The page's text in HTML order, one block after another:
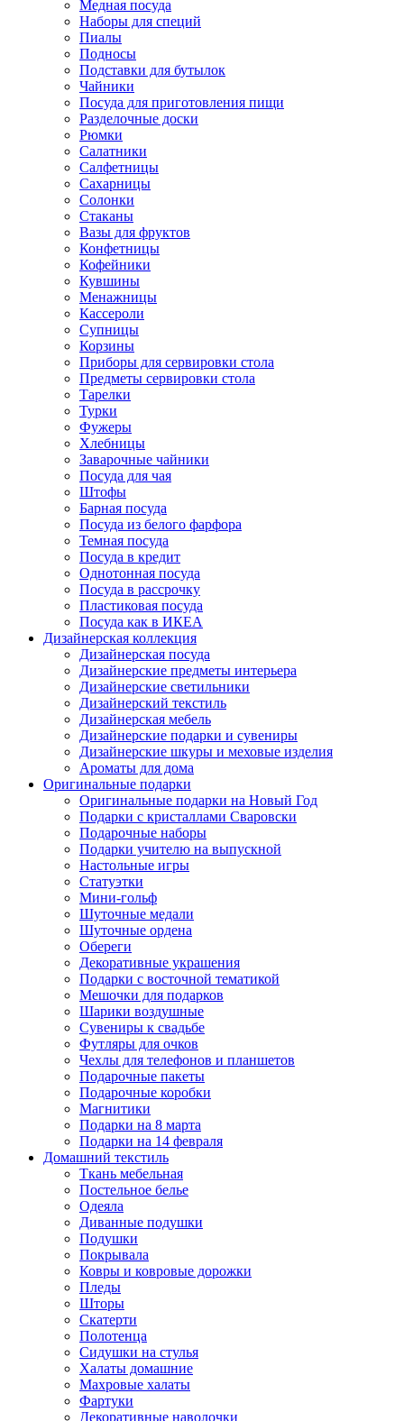
Медная посуда
Наборы для специй
Пиалы
Подносы
Подставки для бутылок
Чайники
Посуда для приготовления пищи
Разделочные доски
Рюмки
Салатники
Салфетницы
Сахарницы
Солонки
Стаканы
Вазы для фруктов
Конфетницы
Кофейники
Кувшины
Менажницы
Кассероли
Супницы
Корзины
Приборы для сервировки стола
Предметы сервировки стола
Тарелки
Турки
Фужеры
Хлебницы
Заварочные чайники
Посуда для чая
Штофы
Барная посуда
Посуда из белого фарфора
Темная посуда
Посуда в кредит
Однотонная посуда
Посуда в рассрочку
Пластиковая посуда
Посуда как в ИКЕА
Дизайнерская коллекция
Дизайнерская посуда
Дизайнерские предметы интерьера
Дизайнерские светильники
Дизайнерский текстиль
Дизайнерская мебель
Дизайнерские подарки и сувениры
Дизайнерские шкуры и меховые изделия
Ароматы для дома
Оригинальные подарки
Оригинальные подарки на Новый Год
Подарки с кристаллами Сваровски
Подарочные наборы
Подарки учителю на выпускной
Настольные игры
Статуэтки
Мини-гольф
Шуточные медали
Шуточные ордена
Обереги
Декоративные украшения
Подарки с восточной тематикой
Мешочки для подарков
Шарики воздушные
Сувениры к свадьбе
Футляры для очков
Чехлы для телефонов и планшетов
Подарочные пакеты
Подарочные коробки
Магнитики
Подарки на 8 марта
Подарки на 14 февраля
Домашний текстиль
Ткань мебельная
Постельное белье
Одеяла
Диванные подушки
Подушки
Покрывала
Ковры и ковровые дорожки
Пледы
Шторы
Скатерти
Полотенца
Сидушки на стулья
Халаты домашние
Махровые халаты
Фартуки
Декоративные наволочки